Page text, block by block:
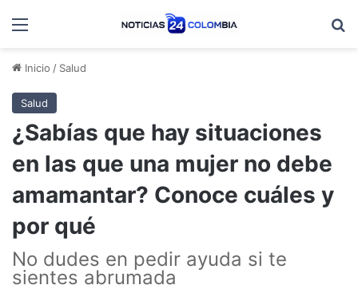
Menú
Inicio / Salud
Salud
¿Sabías que hay situaciones
en las que una mujer no debe
amamantar? Conoce cuáles y
por qué
No dudes en pedir ayuda si te
sientes abrumada